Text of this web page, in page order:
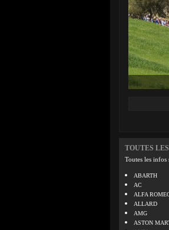
TOUTES
Toutes les infos
ABARTH
AC
ALFA
ALLARD
AMG
ASTON